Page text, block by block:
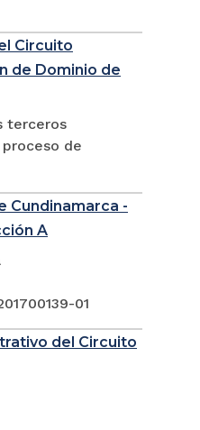
Circuito
de Dominio de
terceros
de
Cundinamarca -
A
01
del Circuito